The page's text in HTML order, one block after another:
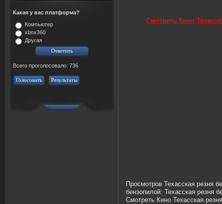
Какая у вас платформа?
Компьютер
xbox360
Другая
Всего проголосовало: 736
Голосовать Результаты
Смотреть Кино
Просмотров Техасская резня
бензопилой: Техасская резня
Смотреть Кино Техасская